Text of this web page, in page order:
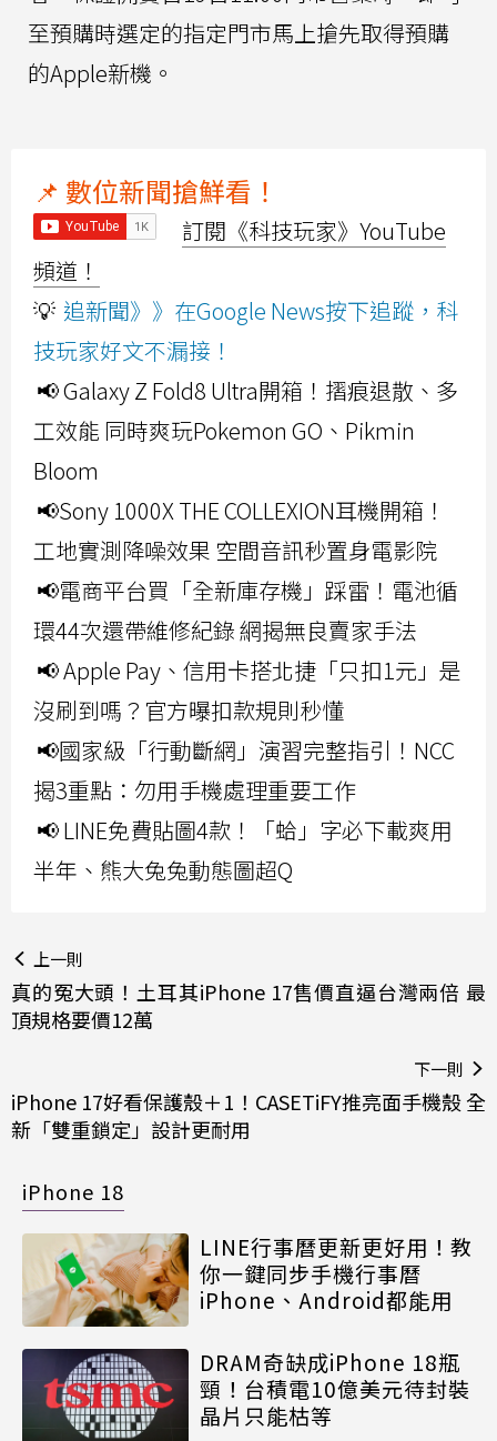
至預購時選定的指定門市馬上搶先取得預購
的Apple新機。
📌 數位新聞搶鮮看！
訂閱《科技玩家》YouTube
頻道！
💡 追新聞》》在Google News按下追蹤，科
技玩家好文不漏接！
📢 Galaxy Z Fold8 Ultra開箱！摺痕退散、多
工效能 同時爽玩Pokemon GO、Pikmin
Bloom
📢Sony 1000X THE COLLEXION耳機開箱！
工地實測降噪效果 空間音訊秒置身電影院
📢電商平台買「全新庫存機」踩雷！電池循
環44次還帶維修紀錄 網揭無良賣家手法
📢 Apple Pay、信用卡搭北捷「只扣1元」是
沒刷到嗎？官方曝扣款規則秒懂
📢國家級「行動斷網」演習完整指引！NCC
揭3重點：勿用手機處理重要工作
📢 LINE免費貼圖4款！「蛤」字必下載爽用
半年、熊大兔兔動態圖超Q
上一則
真的冤大頭！土耳其iPhone 17售價直逼台灣兩倍 最
頂規格要價12萬
下一則
iPhone 17好看保護殼＋1！CASETiFY推亮面手機殼 全
新「雙重鎖定」設計更耐用
iPhone 18
LINE行事曆更新更好用！教
你一鍵同步手機行事曆
iPhone、Android都能用
DRAM奇缺成iPhone 18瓶
頸！台積電10億美元待封裝
晶片只能枯等